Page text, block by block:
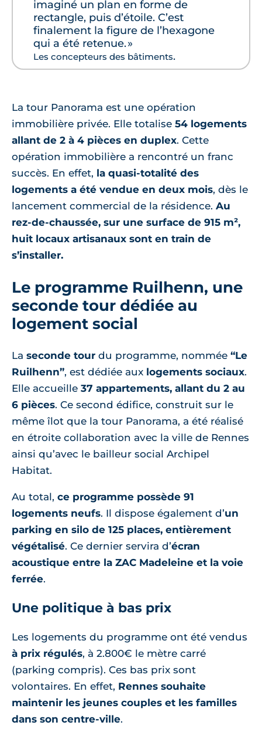
imaginé un plan en forme de
rectangle, puis d’étoile. C’est
finalement la figure de l’hexagone
qui a été retenue. »
Les concepteurs des bâtiments.
La tour Panorama est une opération
immobilière privée. Elle totalise 54 logements
allant de 2 à 4 pièces en duplex. Cette
opération immobilière a rencontré un franc
succès. En effet, la quasi-totalité des
logements a été vendue en deux mois, dès le
lancement commercial de la résidence. Au
rez-de-chaussée, sur une surface de 915 m²,
huit locaux artisanaux sont en train de
s’installer.
Le programme Ruilhenn, une
seconde tour dédiée au
logement social
La seconde tour du programme, nommée “Le
Ruilhenn”, est dédiée aux logements sociaux.
Elle accueille 37 appartements, allant du 2 au
6 pièces. Ce second édifice, construit sur le
même îlot que la tour Panorama, a été réalisé
en étroite collaboration avec la ville de Rennes
ainsi qu’avec le bailleur social Archipel
Habitat.
Au total, ce programme possède 91
logements neufs. Il dispose également d’un
parking en silo de 125 places, entièrement
végétalisé. Ce dernier servira d’écran
acoustique entre la ZAC Madeleine et la voie
ferrée.
Une politique à bas prix
Les logements du programme ont été vendus
à prix régulés, à 2.800€ le mètre carré
(parking compris). Ces bas prix sont
volontaires. En effet, Rennes souhaite
maintenir les jeunes couples et les familles
dans son centre-ville.